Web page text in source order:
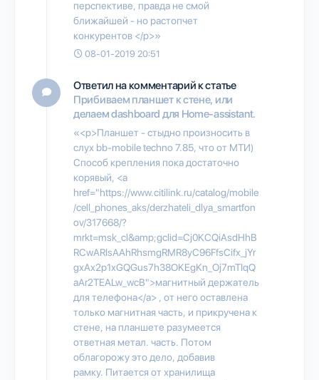
перспективе, правда не смой
ближайшей - но растопчет
конкурентов </p>»
08-01-2019 20:51
Ответил на комментарий к статье
Прибиваем планшет к стене, или
делаем dashboard для Home-assistant.
«<p>Планшет - стыдно произносить в
слух bb-mobile techno 7.85, что от МТИ)
Способ крепления пока достаточно
корявый, <a
href="https://www.citilink.ru/catalog/mobile
/cell_phones_aks/derzhateli_dlya_smartfon
ov/317668/?
mrkt=msk_cl&amp;gclid=Cj0KCQiAsdHhB
RCwARIsAAhRhsmgRMR8yC96FfsCifx_jYr
gxAx2p1xGQGus7h38OKEgKn_Oj7mTIqQ
aAr2TEALw_wcB">магнитный держатель
для телефона</a> , от него оставлена
только магнитная часть, и прикручена к
стене, на планшете разумеется
ответная метал. часть. Потом
облагорожу это дело, добавив
рамку. Питается от хранилища